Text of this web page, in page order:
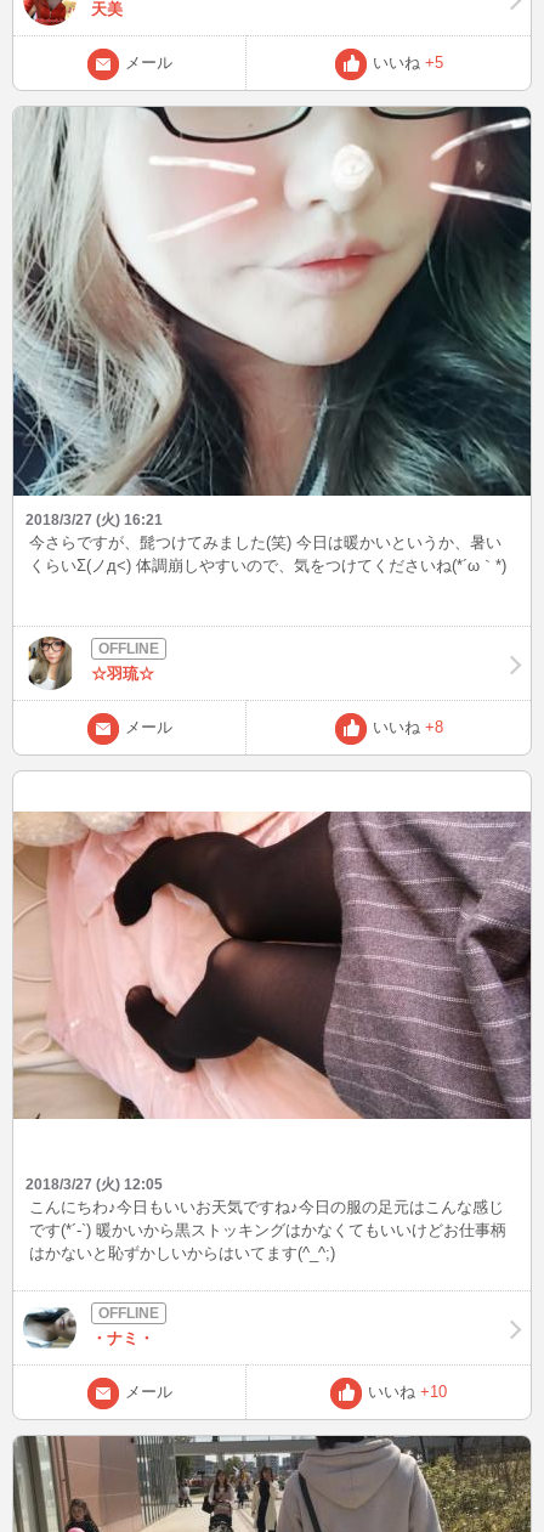
天美
メール いいね +5
2018/3/27 (火) 16:21
今さらですが、髭つけてみました(笑) 今日は暖かいというか、暑い
くらいΣ(ノд<) 体調崩しやすいので、気をつけてくださいね(*´ω｀*)
☆羽琉☆
メール いいね +8
2018/3/27 (火) 12:05
こんにちわ♪今日もいいお天気ですね♪今日の服の足元はこんな感じ
です(*´-`) 暖かいから黒ストッキングはかなくてもいいけどお仕事柄
はかないと恥ずかしいからはいてます(^_^;)
・ナミ・
メール いいね +10